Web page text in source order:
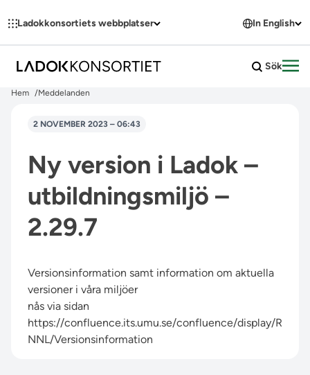
Ladokkonsortiets webbplatser In English
Sök
Hem Meddelanden
2 NOVEMBER 2023 – 06:43
Ny version i Ladok –
utbildningsmiljö –
2.29.7
Versionsinformation samt information om aktuella
versioner i våra miljöer
nås via sidan
https://confluence.its.umu.se/confluence/display/R
NNL/Versionsinformation